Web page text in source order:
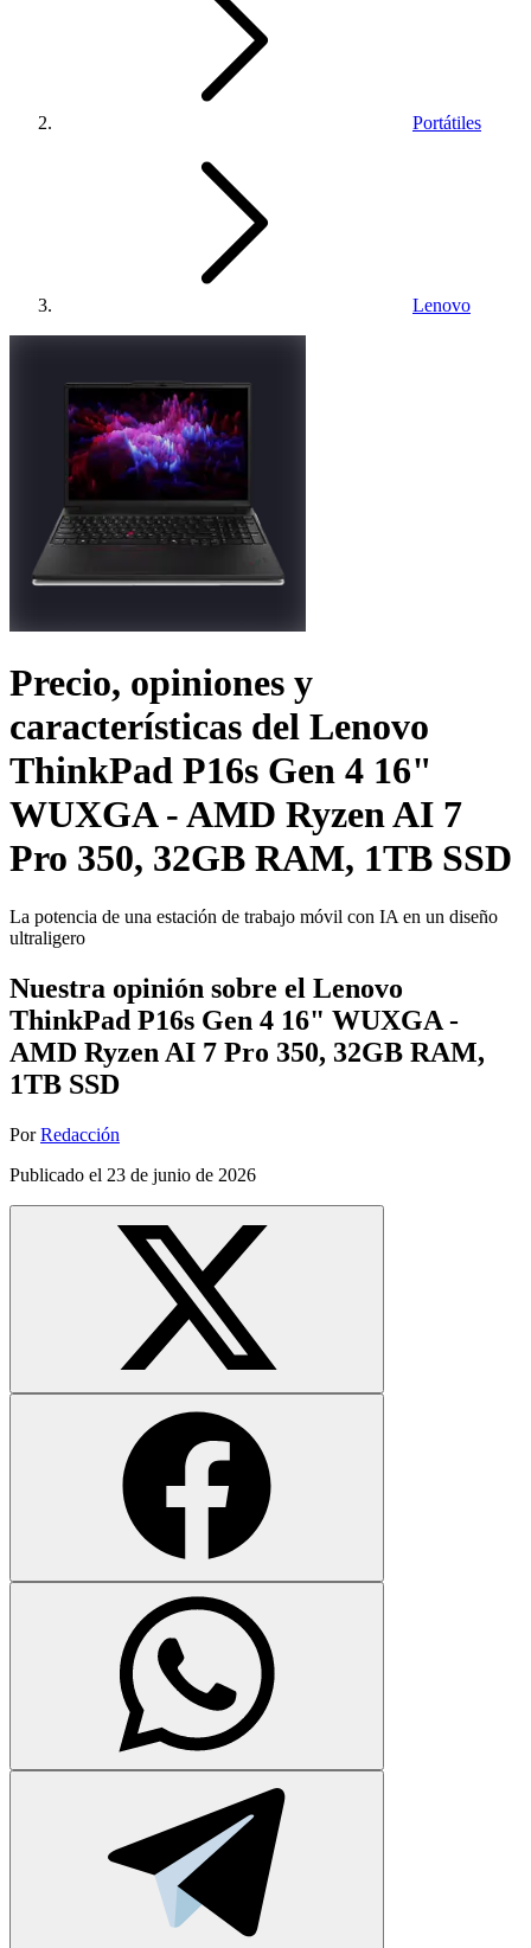
Portátiles
Lenovo
Precio, opiniones y
características del Lenovo
ThinkPad P16s Gen 4 16"
WUXGA - AMD Ryzen AI 7
Pro 350, 32GB RAM, 1TB SSD
La potencia de una estación de trabajo móvil con IA en un diseño
ultraligero
Nuestra opinión sobre el Lenovo
ThinkPad P16s Gen 4 16" WUXGA -
AMD Ryzen AI 7 Pro 350, 32GB RAM,
1TB SSD
Por Redacción
Publicado el 23 de junio de 2026